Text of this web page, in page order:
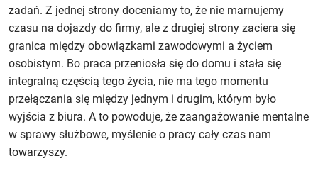
zadań. Z jednej strony doceniamy to, że nie marnujemy
czasu na dojazdy do firmy, ale z drugiej strony zaciera się
granica między obowiązkami zawodowymi a życiem
osobistym. Bo praca przeniosła się do domu i stała się
integralną częścią tego życia, nie ma tego momentu
przełączania się między jednym i drugim, którym było
wyjścia z biura. A to powoduje, że zaangażowanie mentalne
w sprawy służbowe, myślenie o pracy cały czas nam
towarzyszy.